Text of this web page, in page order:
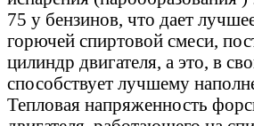
75 у бензинов, что дает
горючей спиртовой смеси,
цилиндр двигателя, а это, в
способствует лучшему
Тепловая напряженность